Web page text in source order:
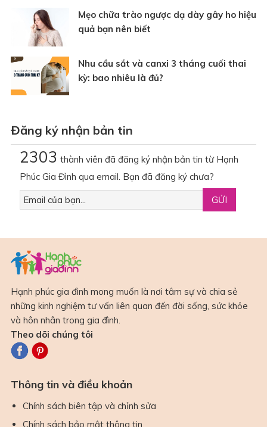
Mẹo chữa trào ngược dạ dày gây ho hiệu
quả bạn nên biết
Nhu cầu sắt và canxi 3 tháng cuối thai
kỳ: bao nhiêu là đủ?
Đăng ký nhận bản tin
2303 thành viên đã đăng ký nhận bản tin từ Hạnh
Phúc Gia Đình qua email. Bạn đã đăng ký chưa?
Hạnh phúc gia đình mong muốn là nơi tâm sự và chia sẻ
những kinh nghiệm tư vấn liên quan đến đời sống, sức khỏe
và hôn nhân trong gia đình.
Theo dõi chúng tôi
Thông tin và điều khoản
Chính sách biên tập và chỉnh sửa
Chính sách bảo mật thông tin